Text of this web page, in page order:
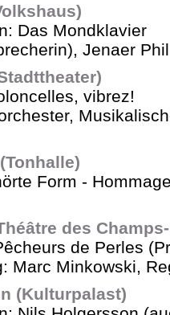
Das Mondklavier
Jenaer
vibrez!
Form -
des
de Perles
Marc Minkowski,
(Kulturpalast)